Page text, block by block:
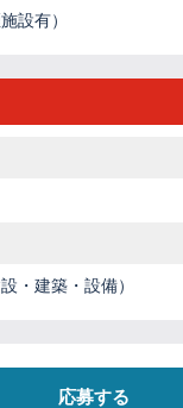
設有）
・建築・設備）
応募する